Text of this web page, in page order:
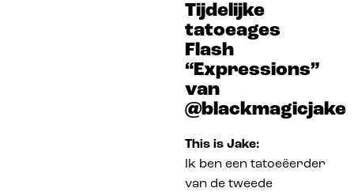
Tijdelijke
tatoeages
Flash
“Expressions”
van
@blackmagicjake
This is Jake:
Ik ben een tatoeëerder
van de tweede